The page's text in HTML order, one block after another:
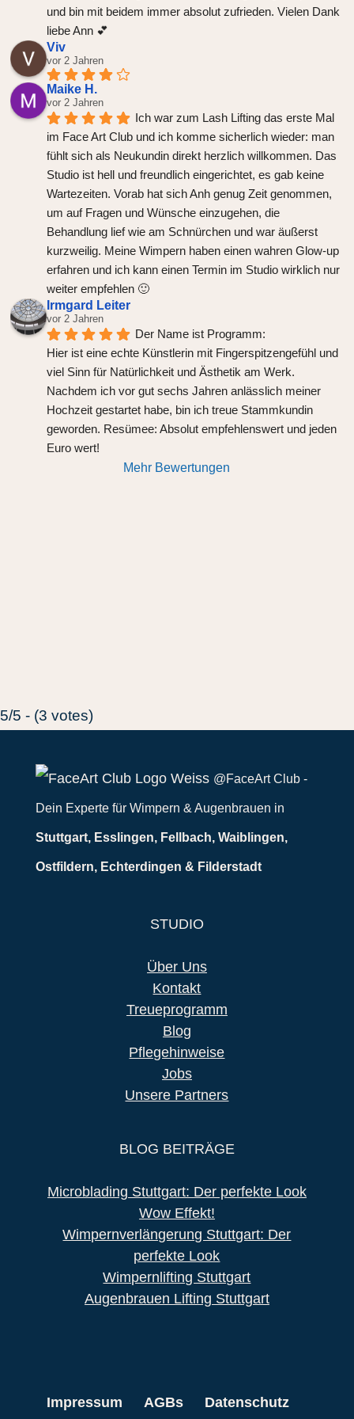
und bin mit beidem immer absolut zufrieden. Vielen Dank
liebe Ann 💕
Viv
vor 2 Jahren
Maike H.
vor 2 Jahren
Ich war zum Lash Lifting das erste Mal
im Face Art Club und ich komme sicherlich wieder: man
fühlt sich als Neukundin direkt herzlich willkommen. Das
Studio ist hell und freundlich eingerichtet, es gab keine
Wartezeiten. Vorab hat sich Anh genug Zeit genommen,
um auf Fragen und Wünsche einzugehen, die
Behandlung lief wie am Schnürchen und war äußerst
kurzweilig. Meine Wimpern haben einen wahren Glow-up
erfahren und ich kann einen Termin im Studio wirklich nur
weiter empfehlen 🙂
Irmgard Leiter
vor 2 Jahren
Der Name ist Programm:
Hier ist eine echte Künstlerin mit Fingerspitzengefühl und
viel Sinn für Natürlichkeit und Ästhetik am Werk.
Nachdem ich vor gut sechs Jahren anlässlich meiner
Hochzeit gestartet habe, bin ich treue Stammkundin
geworden. Resümee: Absolut empfehlenswert und jeden
Euro wert!
Mehr Bewertungen
5/5 - (3 votes)
@FaceArt Club -
Dein Experte für Wimpern & Augenbrauen in
Stuttgart, Esslingen, Fellbach, Waiblingen,
Ostfildern, Echterdingen & Filderstadt
STUDIO
Über Uns
Kontakt
Treueprogramm
Blog
Pflegehinweise
Jobs
Unsere Partners
BLOG BEITRÄGE
Microblading Stuttgart: Der perfekte Look
Wow Effekt!
Wimpernverlängerung Stuttgart: Der
perfekte Look
Wimpernlifting Stuttgart
Augenbrauen Lifting Stuttgart
Impressum AGBs Datenschutz